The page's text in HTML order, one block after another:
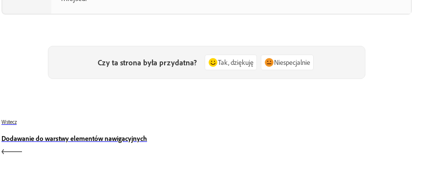
Czy ta strona była przydatna? Tak, dziękuję Niespecjalnie
Wstecz
Dodawanie do warstwy elementów nawigacyjnych